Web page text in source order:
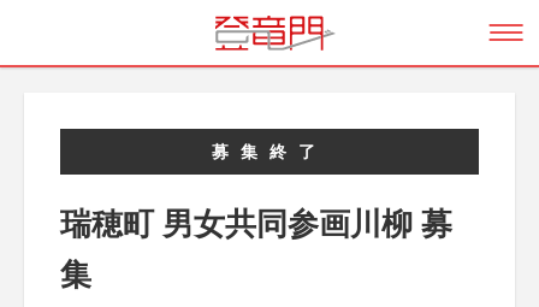
募集終了
瑞穂町 男女共同参画川柳 募
集